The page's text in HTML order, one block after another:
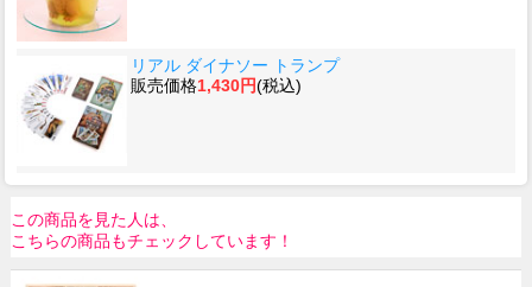
リアル ダイナソー トランプ
販売価格1,430円(税込)
この商品を見た人は、
こちらの商品もチェックしています！